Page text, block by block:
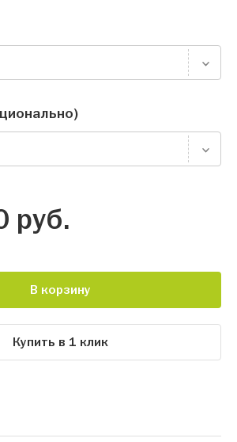
руб.
В корзину
Купить в 1 клик